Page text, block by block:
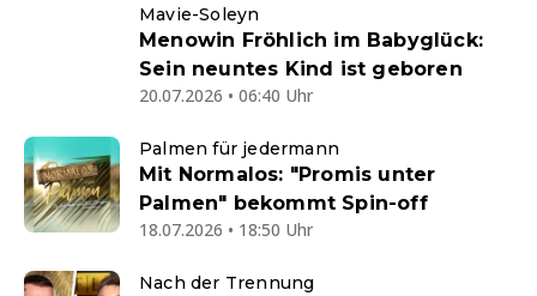
Mavie-Soleyn
Menowin Fröhlich im Babyglück:
Sein neuntes Kind ist geboren
20.07.2026 • 06:40 Uhr
Palmen für jedermann
Mit Normalos: "Promis unter
Palmen" bekommt Spin-off
18.07.2026 • 18:50 Uhr
Nach der Trennung